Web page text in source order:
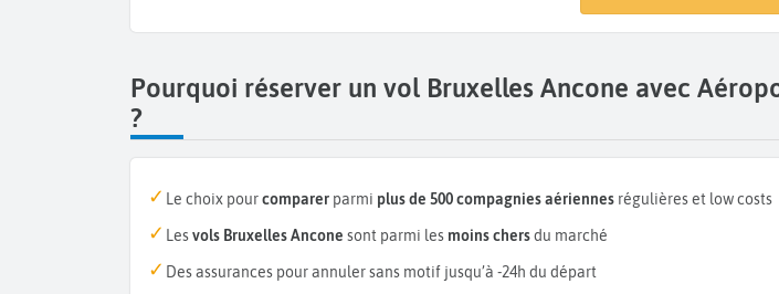
Pourquoi réserver un vol Bruxelles Ancone avec
?
Le choix pourcomparer parmi plus de 500 compagnies aériennes régulières et low costs
Lesvols Bruxelles Ancone sont parmi les moins chersdu marché
Des assurances pour annuler sans motif jusqu’à -24h du départ